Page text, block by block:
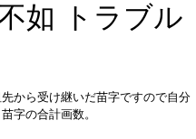
如 トラブル
から受け継いだ苗字ですので自分
字の合計画数。